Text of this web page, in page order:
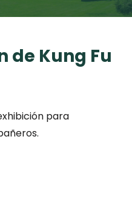
de Kung Fu
para